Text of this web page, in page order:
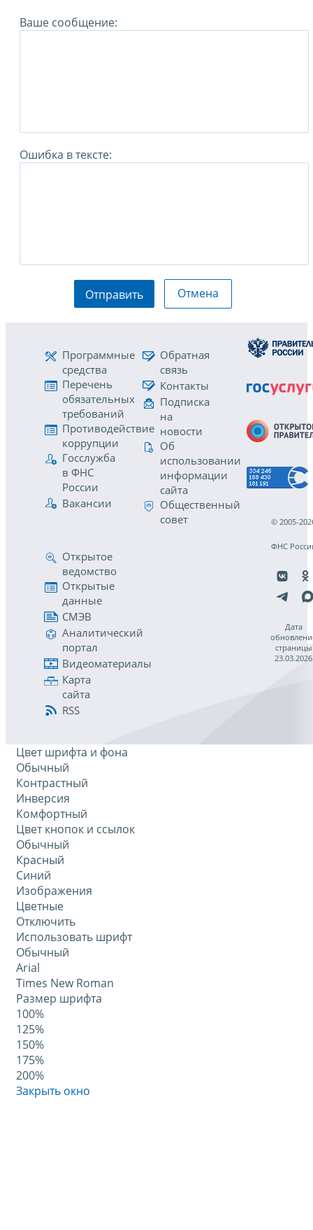
Ваше сообщение:
Ошибка в тексте:
Отправить Отмена
Программные
средства
Перечень
обязательных
требований
Противодействие
коррупции
Госслужба
в ФНС
России
Вакансии
Обратная
связь
Контакты
Подписка
на
новости
Об
использовании
информации
сайта
Общественный
совет
Открытое
ведомство
Открытые
данные
СМЭВ
Аналитический
портал
Видеоматериалы
Карта
сайта
RSS
© 2005-
ФНС
Дата
страницы
23.03.2026
Цвет шрифта и фона
Обычный
Контрастный
Инверсия
Комфортный
Цвет кнопок и ссылок
Обычный
Красный
Синий
Изображения
Цветные
Отключить
Использовать шрифт
Обычный
Arial
Times New Roman
Размер шрифта
100%
125%
150%
175%
200%
Закрыть окно